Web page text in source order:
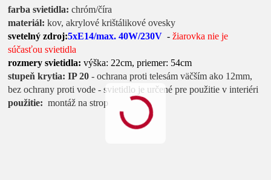
farba svietidla: chróm/číra
materiál: kov, akrylové krištálikové ovesky
svetelný zdroj:5xE14/max. 40W/230V -žiarovka nie je
súčasťou svietidla
rozmery svietidla: výška: 22cm, priemer: 54cm
stupeň krytia: IP 20 - ochrana proti telesám väčším ako 12mm,
bez ochrany proti vode - svietidlo je určené pre použitie v interiéri
použitie: montáž na strop